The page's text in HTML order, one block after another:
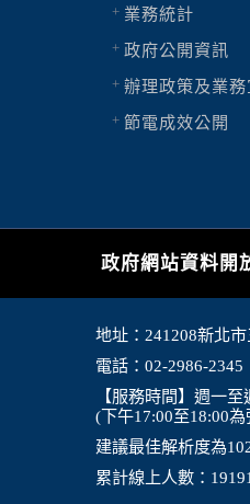
業務統計
政府公開資訊
辦理政策及業
節電成效公開
政府網站資料開
地址：241208新北
電話：02-2986-2345
【服務時間】週一
(下午17:00至18:00
建議最佳解析度為
累計線上人數：